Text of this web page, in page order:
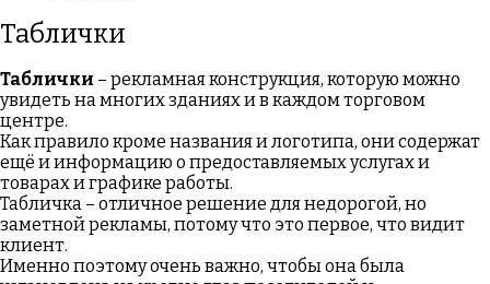
Таблички
Таблички – рекламная конструкция, которую можно
увидеть на многих зданиях и в каждом торговом
центре.
Как правило кроме названия и логотипа, они содержат
ещё и информацию о предоставляемых услугах и
товарах и графике работы.
Табличка – отличное решение для недорогой, но
заметной рекламы, потому что это первое, что видит
клиент.
Именно поэтому очень важно, чтобы она была